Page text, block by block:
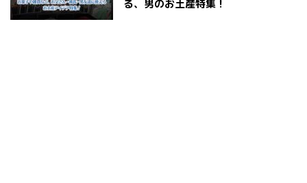
る、男のお土産特集！